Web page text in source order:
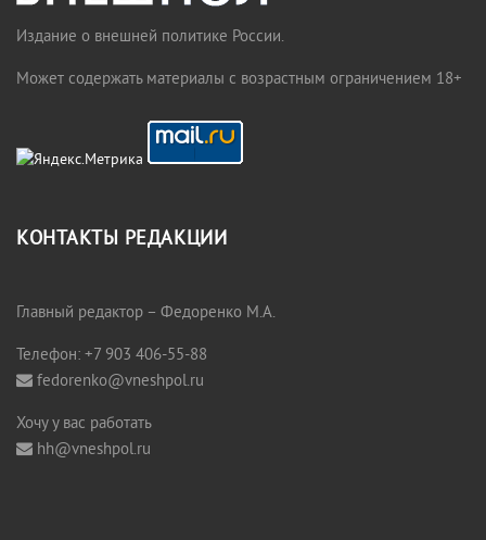
Издание о внешней политике России.
Может содержать материалы с возрастным ограничением 18+
КОНТАКТЫ РЕДАКЦИИ
Главный редактор – Федоренко М.А.
Телефон: +7 903 406-55-88
fedorenko@vneshpol.ru
Хочу у вас работать
hh@vneshpol.ru